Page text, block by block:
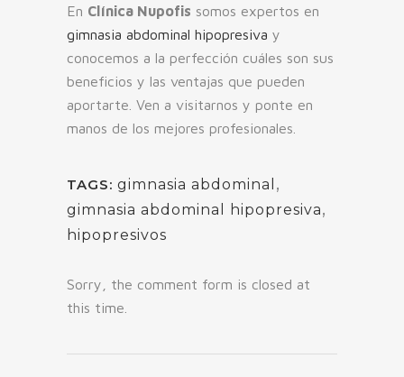
En Clínica Nupofis somos expertos en
gimnasia abdominal hipopresiva y
conocemos a la perfección cuáles son sus
beneficios y las ventajas que pueden
aportarte. Ven a visitarnos y ponte en
manos de los mejores profesionales.
TAGS: gimnasia abdominal ,
gimnasia abdominal hipopresiva,
hipopresivos
Sorry, the comment form is closed at
this time.